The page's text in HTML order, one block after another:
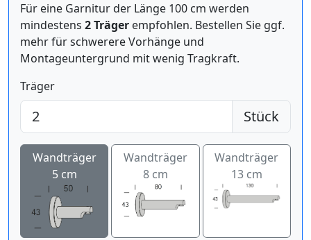
Für eine Garnitur der Länge 100 cm werden
mindestens 2 Träger empfohlen. Bestellen Sie ggf.
mehr für schwerere Vorhänge und
Montageuntergrund mit wenig Tragkraft.
Träger
Stück
Wandträger
5 cm
Wandträger
8 cm
Wandträger
13 cm